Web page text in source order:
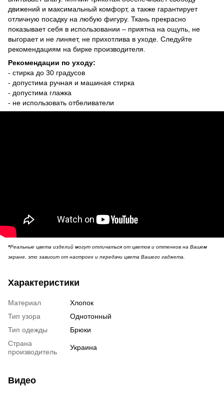
движений и максимальный комфорт, а также гарантирует
отличную посадку на любую фигуру. Ткань прекрасно
показывает себя в использовании – приятна на ощупь, не
выгорает и не линяет, не прихотлива в уходе. Следуйте
рекомендациям на бирке производителя.
Рекомендации по уходу:
- стирка до 30 градусов
- допустима ручная и машиная стирка
- допустима глажка
- не использовать отбеливатели
*Реальные цвета изделий могут отличаться от цветов и оттенков на Вашем
экране, это зависит от настроек и передачи цвета Вашего гаджета.
Характеристики
Материал
Хлопок
Тип узора
Однотонный
Тип одежды
Брюки
Страна
производитель
Украина
Видео